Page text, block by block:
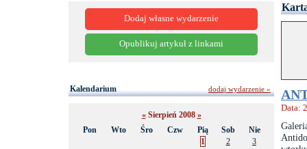
Data:
Dodaj własne wydarzenie
Opublikuj artykuł z linkami
Kalendarium
«Sierpień 2008 »
Pon
Wto Śro Czw Pią Sob
Nie
1
2
3
dodaj wydarzenie »